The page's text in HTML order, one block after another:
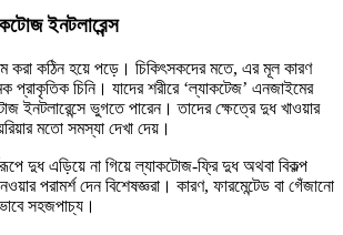
ইনটলারেন্স
করা কঠিন হয়ে পড়ে। চিকিৎসকদের মতে, এর মূল কারণ
প্রাকৃতিক চিনি। যাদের শরীরে ‘ল্যাকটেজ’ এনজাইমের
ইনটলারেন্সে ভুগতে পারেন। তাদের ক্ষেত্রে দুধ খাওয়ার
মতো সমস্যা দেখা দেয়।
দুধ এড়িয়ে না গিয়ে ল্যাকটোজ-ফ্রি দুধ অথবা বিকল্প
পরামর্শ দেন বিশেষজ্ঞরা। কারণ, ফারমেন্টেড বা গেঁজানো
সহজপাচ্য।